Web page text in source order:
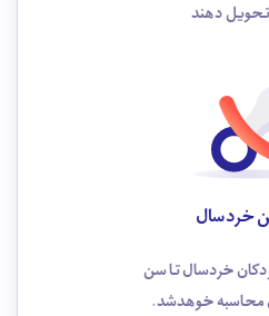
تحویل دهند
خردسال
خردسال تا سن
محاسبه خوهد‌شد.